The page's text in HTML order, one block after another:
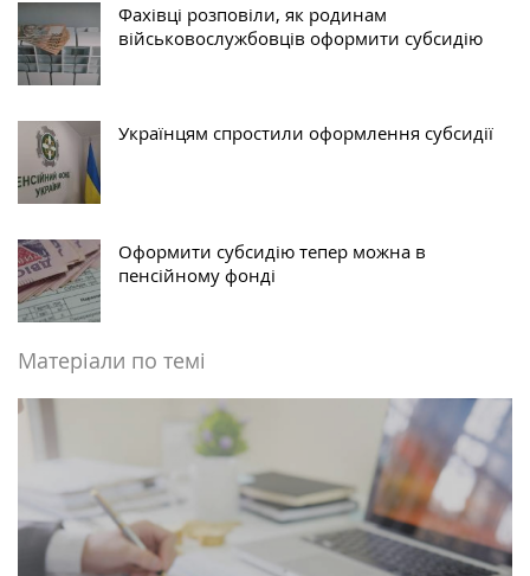
Фахівці розповіли, як родинам
військовослужбовців оформити субсидію
Українцям спростили оформлення субсидії
Оформити субсидію тепер можна в
пенсійному фонді
Матеріали по темі